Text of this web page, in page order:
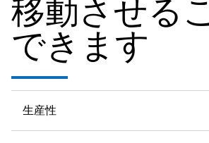
移動させる
できます
生産性